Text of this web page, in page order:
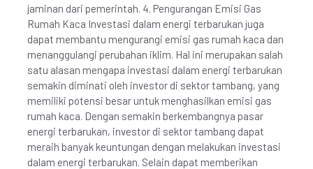
jaminan dari pemerintah. 4. Pengurangan Emisi Gas
Rumah Kaca Investasi dalam energi terbarukan juga
dapat membantu mengurangi emisi gas rumah kaca dan
menanggulangi perubahan iklim. Hal ini merupakan salah
satu alasan mengapa investasi dalam energi terbarukan
semakin diminati oleh investor di sektor tambang, yang
memiliki potensi besar untuk menghasilkan emisi gas
rumah kaca. Dengan semakin berkembangnya pasar
energi terbarukan, investor di sektor tambang dapat
meraih banyak keuntungan dengan melakukan investasi
dalam energi terbarukan. Selain dapat memberikan